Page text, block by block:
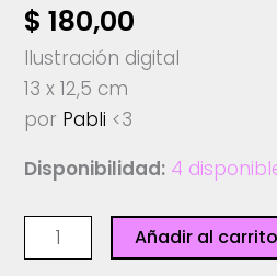
$ 180,00
Ilustración digital
13 x 12,5 cm
por Pabli <3
Disponibilidad: 4
Print
-
Añadir al carrito